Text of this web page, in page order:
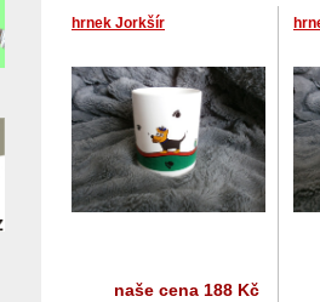
hrnek Jorkšír
naše cena 188 Kč